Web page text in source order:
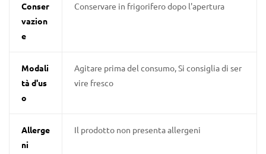
Conser
vazion
e
Conservare in frigorifero dopo l'apertura
Modali
tà d'us
o
Agitare prima del consumo, Si consiglia di ser
vire fresco
Allerge
ni
Il prodotto non presenta allergeni